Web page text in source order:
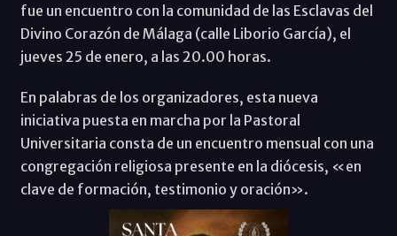
fue un encuentro con la comunidad de las Esclavas del
Divino Corazón de Málaga (calle Liborio García), el
jueves 25 de enero, a las 20.00 horas.
En palabras de los organizadores, esta nueva
iniciativa puesta en marcha por la Pastoral
Universitaria consta de un encuentro mensual con una
congregación religiosa presente en la diócesis, «en
clave de formación, testimonio y oración».